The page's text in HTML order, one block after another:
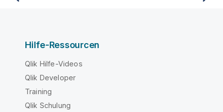
Hilfe-Ressourcen
Qlik Hilfe-Videos
Qlik Developer
Training
Qlik Schulung